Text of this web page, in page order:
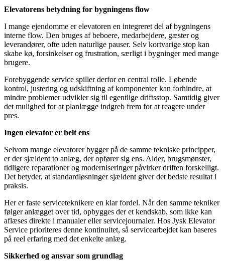
Elevatorens betydning for bygningens flow
I mange ejendomme er elevatoren en integreret del af bygningens
interne flow. Den bruges af beboere, medarbejdere, gæster og
leverandører, ofte uden naturlige pauser. Selv kortvarige stop kan
skabe kø, forsinkelser og frustration, særligt i bygninger med mange
brugere.
Forebyggende service spiller derfor en central rolle. Løbende
kontrol, justering og udskiftning af komponenter kan forhindre, at
mindre problemer udvikler sig til egentlige driftsstop. Samtidig giver
det mulighed for at planlægge indgreb frem for at reagere under
pres.
Ingen elevator er helt ens
Selvom mange elevatorer bygger på de samme tekniske principper,
er der sjældent to anlæg, der opfører sig ens. Alder, brugsmønster,
tidligere reparationer og moderniseringer påvirker driften forskelligt.
Det betyder, at standardløsninger sjældent giver det bedste resultat i
praksis.
Her er faste serviceteknikere en klar fordel. Når den samme tekniker
følger anlægget over tid, opbygges der et kendskab, som ikke kan
aflæses direkte i manualer eller servicejournaler. Hos Jysk Elevator
Service prioriteres denne kontinuitet, så servicearbejdet kan baseres
på reel erfaring med det enkelte anlæg.
Sikkerhed og ansvar som grundlag